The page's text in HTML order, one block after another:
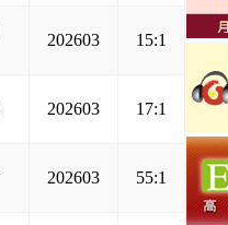
202603 15:1
202603 17:1
202603 55:1